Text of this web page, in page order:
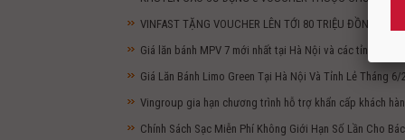
VINFAST TẶNG VOUCHER LÊN TỚI 80 TRIỆU ĐỒNG ĐỂ
Giá lăn bánh MPV 7 mới nhất tại Hà Nội và các tỉnh năm
Giá Lăn Bánh Limo Green Tại Hà Nội Và Tỉnh Lẻ Tháng
Vingroup gia hạn chương trình hỗ trợ khẩn cấp khách
Chính Sách Sạc Miễn Phí Không Giới Hạn Số Lần Cho